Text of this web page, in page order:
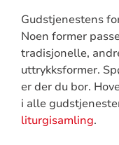
Gudstjenestens
Noen former
tradisjonelle,
uttrykksformer.
er der du bor.
i alle
liturgisamling.